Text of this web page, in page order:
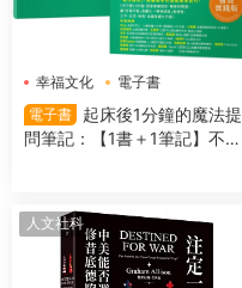
幸福文化
電子書
電子書
起床後1分鐘的魔法提
問筆記：【1書＋1筆記】不隻
人文社科